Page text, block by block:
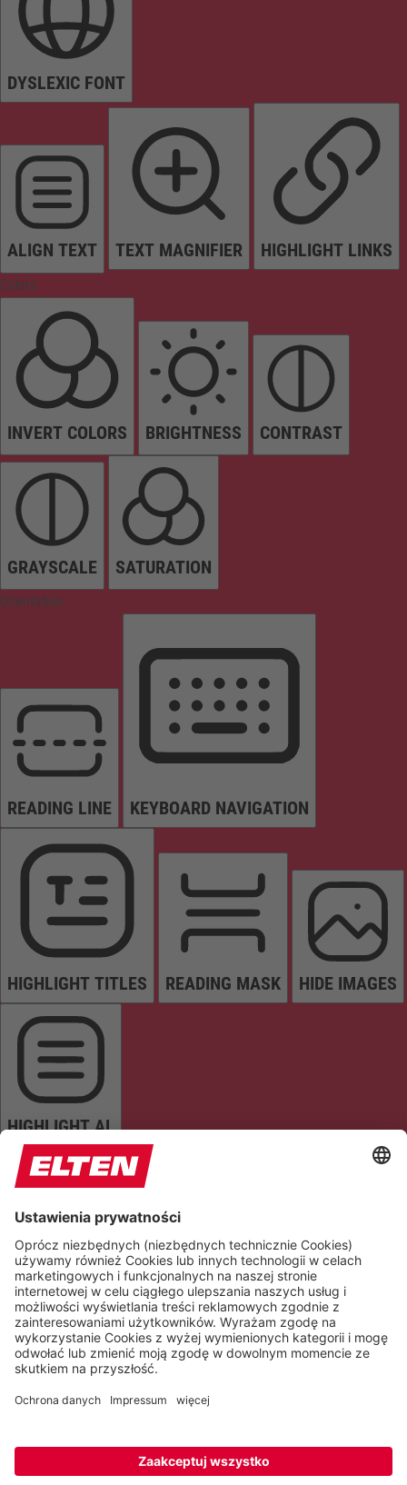
DYSLEXIC FONT
ALIGN TEXT TEXT MAGNIFIER HIGHLIGHT LINKS
Colors
INVERT COLORS BRIGHTNESS CONTRAST
GRAYSCALE SATURATION
Orientation
READING LINE KEYBOARD NAVIGATION
HIGHLIGHT TITLES READING MASK HIDE IMAGES
HIGHLIGHT AL
READ PAGE MUTE SOUNDS STOP ANIMATIONS
Reset Settings